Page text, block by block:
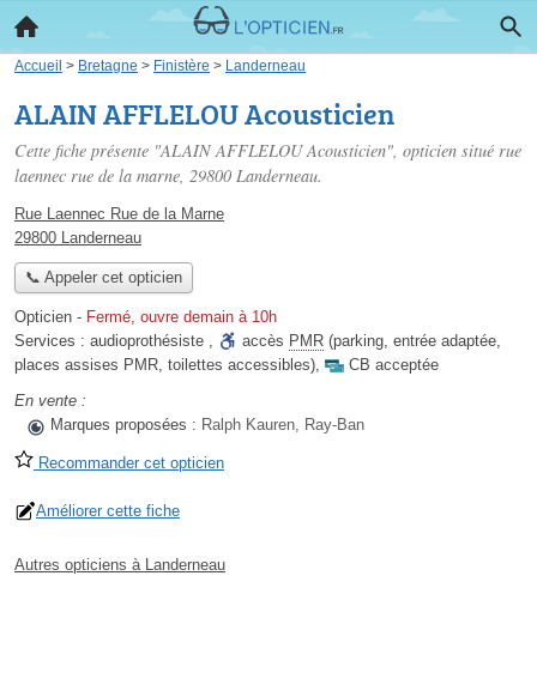
Accueil > Bretagne > Finistère > Landerneau
ALAIN AFFLELOU Acousticien
Cette fiche présente "ALAIN AFFLELOU Acousticien", opticien situé rue
laennec rue de la marne, 29800 Landerneau.
Rue Laennec Rue de la Marne
29800 Landerneau
📞 Appeler cet opticien
Opticien - Fermé, ouvre demain à 10h
Services : audioprothésiste , accès PMR (parking, entrée adaptée,
places assises PMR, toilettes accessibles),
CB acceptée
En vente :
Marques proposées : Ralph Kauren, Ray-Ban
Recommander cet opticien
Améliorer cette fiche
Autres opticiens à Landerneau